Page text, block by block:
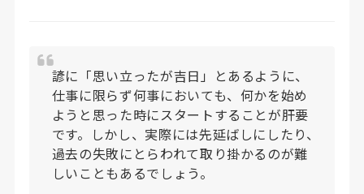
諺に「思い立ったが吉日」とあるように、
仕事に限らず何事においても、何かを始め
ようと思った時にスタートすることが肝要
です。しかし、実際には先延ばしにしたり、
過去の失敗にとらわれて取り掛かるのが難
しいこともあるでしょう。